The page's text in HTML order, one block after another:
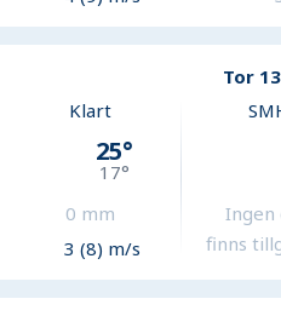
Tor
Klart
25°
17°
0 mm
3 (8) m/s
Ingen
finns